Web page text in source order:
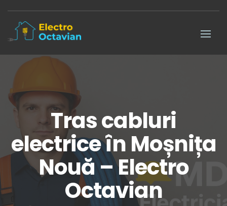
Tras cabluri
electrice în Moșnița
Nouă – Electro
Octavian